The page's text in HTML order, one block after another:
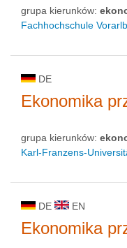
grupa kierunków:
Fachhochschule
DE
Ekonomika
grupa kierunków:
Karl-Franzens-
DE EN
Ekonomika